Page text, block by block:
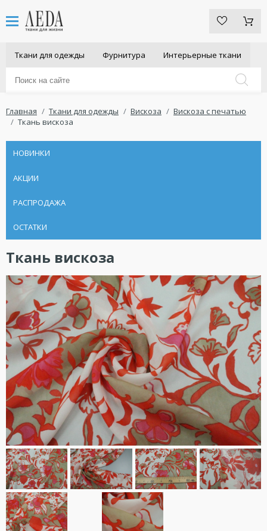
Ткани для одежды Фурнитура Интерьерные ткани
Главная Ткани для одежды Вискоза
Вискоза с печатью
Ткань вискоза
НОВИНКИ
АКЦИИ
РАСПРОДАЖА
ОСТАТКИ
Ткань вискоза